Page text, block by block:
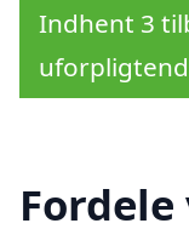
Indhent 3